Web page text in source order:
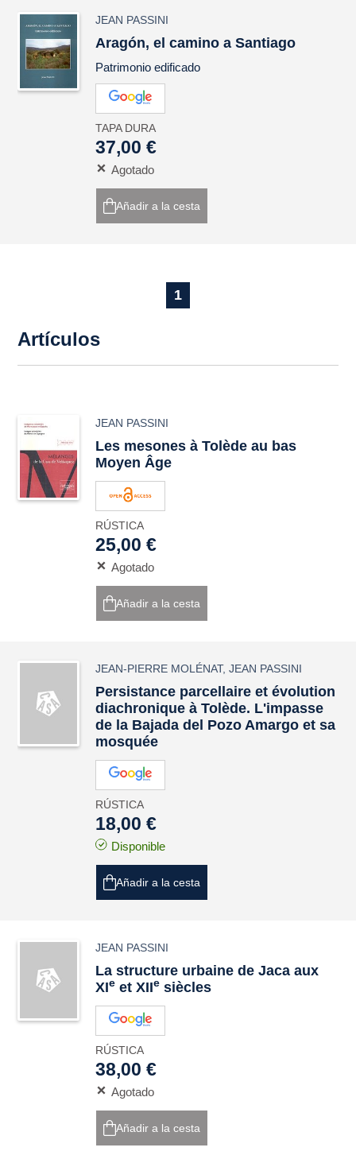
JEAN PASSINI
Aragón, el camino a Santiago
Patrimonio edificado
TAPA DURA
37,00 €
Agotado
Añadir a la cesta
1
Artículos
JEAN PASSINI
Les mesones à Tolède au bas
Moyen Âge
RÚSTICA
25,00 €
Agotado
Añadir a la cesta
JEAN-PIERRE MOLÉNAT,JEAN PASSINI
Persistance parcellaire et évolution
diachronique à Tolède. L'impasse
de la Bajada del Pozo Amargo et sa
mosquée
RÚSTICA
18,00 €
Disponible
Añadir a la cesta
JEAN PASSINI
La structure urbaine de Jaca aux
XIe et XIIe siècles
RÚSTICA
38,00 €
Agotado
Añadir a la cesta